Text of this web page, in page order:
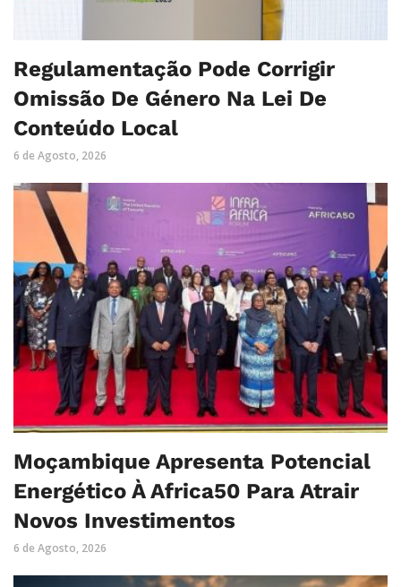
Regulamentação Pode Corrigir
Omissão De Género Na Lei De
Conteúdo Local
6 de Agosto, 2026
Moçambique Apresenta Potencial
Energético À Africa50 Para Atrair
Novos Investimentos
6 de Agosto, 2026